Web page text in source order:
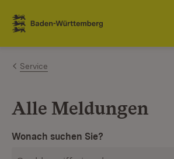
Zum Inhalt springen
Link zur Startseite
Service
Alle Meldungen
Wonach suchen Sie?